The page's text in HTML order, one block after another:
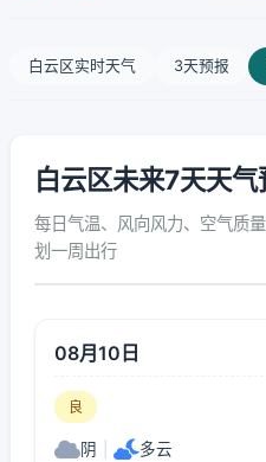
白云区实时天气 3天预报
白云区未来7天天气
每日气温、风向风力、空气质
划一周出行
08月10日
良
阴 多云